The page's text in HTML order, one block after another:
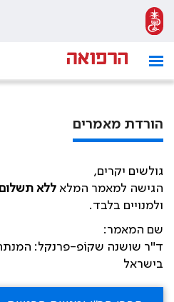
הורדת מאמרים
גולשים יקרים,
הגישה למאמר המלא ללא תשלום
ולמנויים בלבד.
שם המאמר:
ד"ר שושנה שקוֹפ-פרנקל:
בישראל